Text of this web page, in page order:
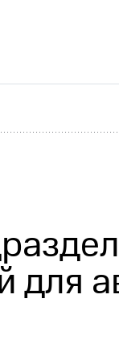
в регионе
Рынок
для